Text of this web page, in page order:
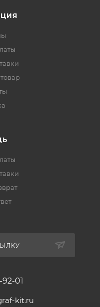
92-01
kit.ru